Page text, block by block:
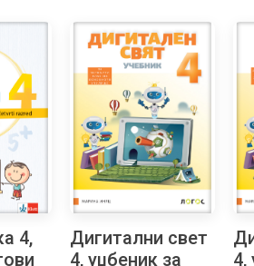
4,
Дигитални свет
4, уџбеник за
4,